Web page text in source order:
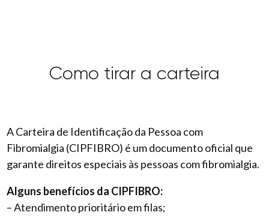
Como tirar a carteira
A Carteira de Identificação da Pessoa com
Fibromialgia (CIPFIBRO) é um documento oficial que
garante direitos especiais às pessoas com fibromialgia.
Alguns benefícios da CIPFIBRO:
– Atendimento prioritário em filas;